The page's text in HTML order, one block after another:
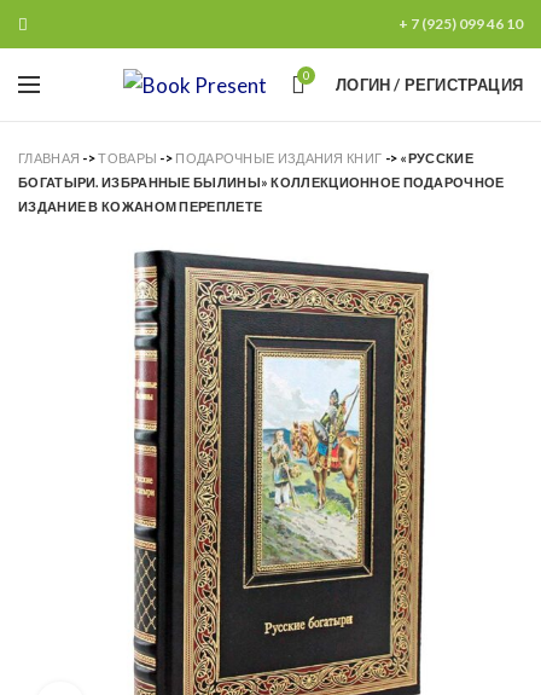
+ 7 (925) 099 46 10
0 ЛОГИН / РЕГИСТРАЦИЯ
ГЛАВНАЯ ->ТОВАРЫ -> ПОДАРОЧНЫЕ ИЗДАНИЯ КНИГ -> «РУССКИЕ
БОГАТЫРИ. ИЗБРАННЫЕ БЫЛИНЫ» КОЛЛЕКЦИОННОЕ ПОДАРОЧНОЕ
ИЗДАНИЕ В КОЖАНОМ ПЕРЕПЛЕТЕ